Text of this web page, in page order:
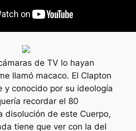
de TV lo hayan
llamó macaco. El Clapton
y conocido por su ideología
recordar el 80
disolución de este Cuerpo,
tiene que ver con la del